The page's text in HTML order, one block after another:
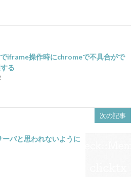
iframe操作時にchromeで不具合がで
る
次の記事
バと思われないように